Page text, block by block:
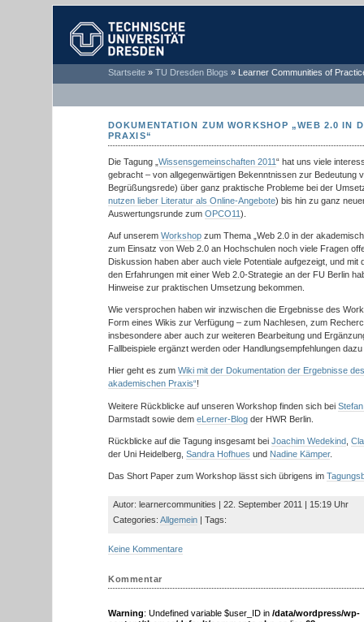
TECHNISCHE
UNIVERSITÄT
Startseite » TU Dresden Blogs » Learner Communities of
DOKUMENTATION ZUM WORKSHOP „WEB 2.0 IN
PRAXIS“
Die Tagung „ Wissensgemeinschaften 2011“ hat uns viele
gebracht – von allgegenwärtigen Bekenntnissen zur Bedeutung
Begrüßungsrede) über ganz praktische Probleme bei der
nutzen lieber Literatur als Online-Angebote) bis hin zu ganz
Auswertungsrunde zum OPCO11).
Auf unserem Workshop zum Thema „Web 2.0 in der
zum Einsatz von Web 2.0 an Hochschulen noch viele Fragen
Diskussion haben aber auch viele Potentiale aufgezeigt, und
den Erfahrungen mit einer Web 2.0-Strategie an der FU Berlin
Hinweise zur praktischen Umsetzung bekommen.
Wie versprochen haben wir inzwischen die Ergebnisse des
Form eines Wikis zur Verfügung – zum Nachlesen, zum
insbesondere aber auch zur weiteren Bearbeitung und
Fallbeispiele ergänzt werden oder Handlungsempfehlungen
Hier geht es zum Wiki mit der Dokumentation der Ergebnisse
akademischen Praxis“!
Weitere Rückblicke auf unseren Workshop finden sich bei
Darmstadt sowie dem eLerner-Blog der HWR Berlin.
Rückblicke auf die Tagung insgesamt bei Joachim Wedekind
der Uni Heidelberg, Sandra Hofhues und Nadine Kämper.
Das Short Paper zum Workshop lässt sich übrigens im
Autor: learnercommunities | 22. September 2011 | 15:19 Uhr
Categories:Allgemein | Tags:
Keine Kommentare
Kommentar
Warning: Undefined variable $user_ID in /data/wordpress/wp-